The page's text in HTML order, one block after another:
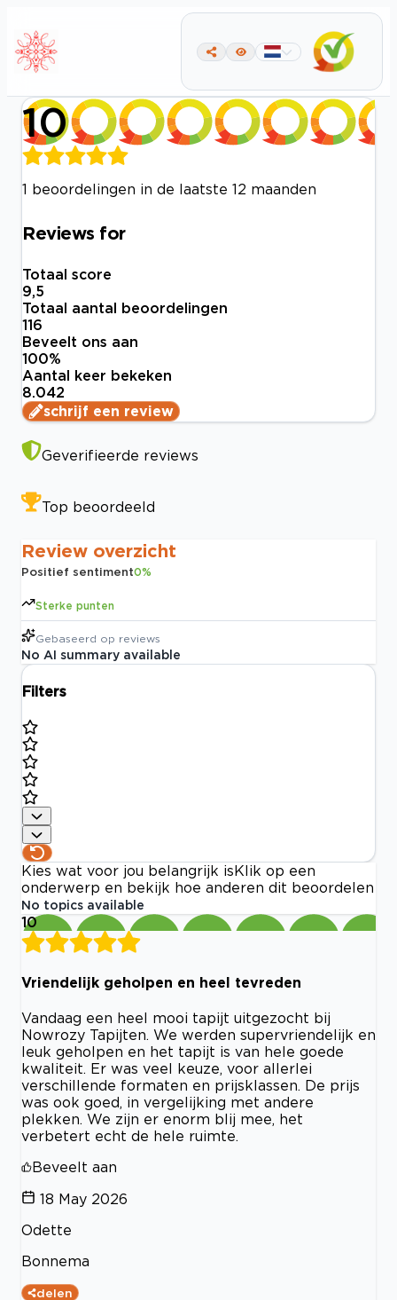
10
1 beoordelingen in de laatste 12 maanden
Reviews for
Totaal score
9,5
Totaal aantal beoordelingen
116
Beveelt ons aan
100%
Aantal keer bekeken
8.042
schrijf een review
Geverifieerde reviews
Top beoordeeld
Review overzicht
Positief sentiment0%
Sterke punten
Gebaseerd op reviews
No AI summary available
Filters
Kies wat voor jou belangrijk is Klik op een
onderwerp en bekijk hoe anderen dit beoordelen
No topics available
10
Vriendelijk geholpen en heel tevreden
Vandaag een heel mooi tapijt uitgezocht bij
Nowrozy Tapijten. We werden supervriendelijk en
leuk geholpen en het tapijt is van hele goede
kwaliteit. Er was veel keuze, voor allerlei
verschillende formaten en prijsklassen. De prijs
was ook goed, in vergelijking met andere
plekken. We zijn er enorm blij mee, het
verbetert echt de hele ruimte.
Beveelt aan
18 May 2026
Odette
Bonnema
delen